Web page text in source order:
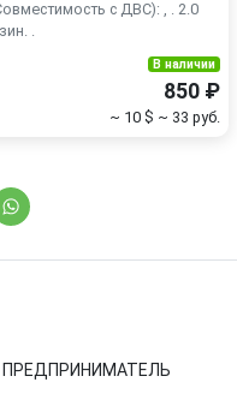
с ДВС): , . 2.0
.
В наличии
850 ₽
~ 10 $ ~ 33 руб.
ПРЕДПРИНИМАТЕЛЬ